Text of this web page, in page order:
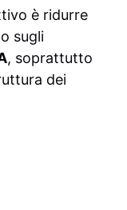
è ridurre
sugli
, soprattutto
dei